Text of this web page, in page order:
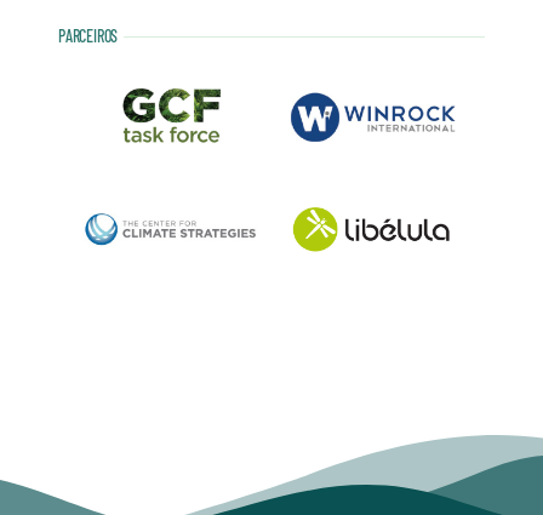
PARCEIROS